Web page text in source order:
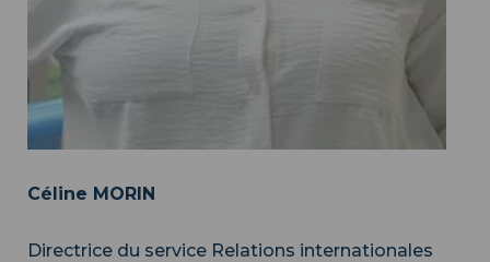
Céline MORIN
Directrice du service Relations internationales